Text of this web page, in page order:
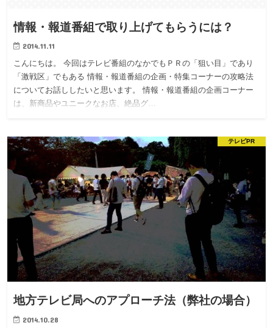
情報・報道番組で取り上げてもらうには？
2014.11.11
こんにちは。 今回はテレビ番組のなかでもＰＲの「狙い目」であり
「激戦区」でもある 情報・報道番組の企画・特集コーナーの攻略法
についてお話ししたいと思います。 情報・報道番組の企画コーナー
は、新商品やユニークなお店、絶品グ…
テレビPR
地方テレビ局へのアプローチ法（弊社の場合）
2014.10.28